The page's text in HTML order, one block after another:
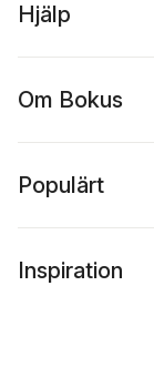
Hjälp
Om Bokus
Populärt
Inspiration